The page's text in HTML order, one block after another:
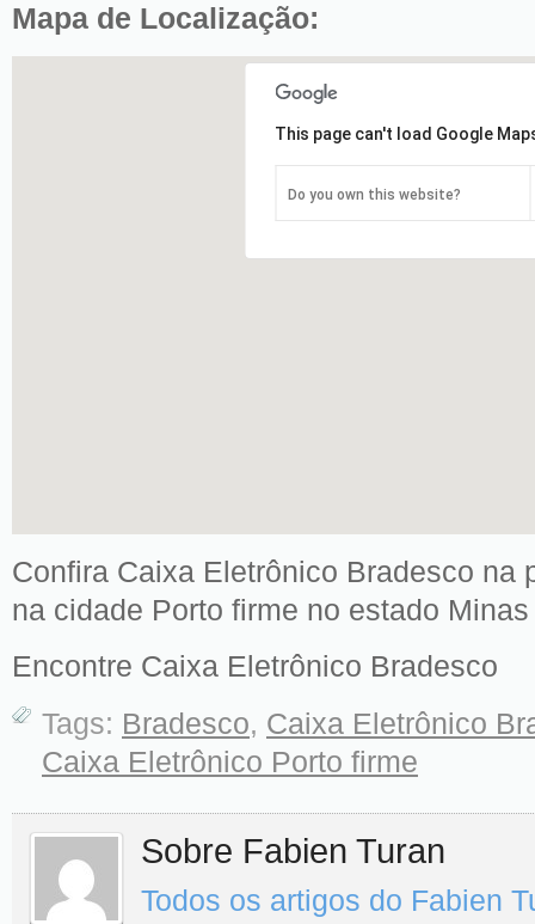
Mapa de Localização:
This page can't load Google
Do you own this website?
Confira Caixa Eletrônico Bradesco na
na cidade Porto firme no estado
Encontre Caixa Eletrônico Bradesco
Tags: Bradesco, Caixa Eletrônico
Caixa Eletrônico Porto firme
Sobre Fabien Turan
Todos os artigos do Fabien